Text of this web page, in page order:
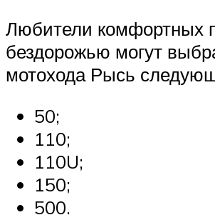
Любители комфортных
бездорожью могут
мотохода Рысь
50;
110;
110U;
150;
500.